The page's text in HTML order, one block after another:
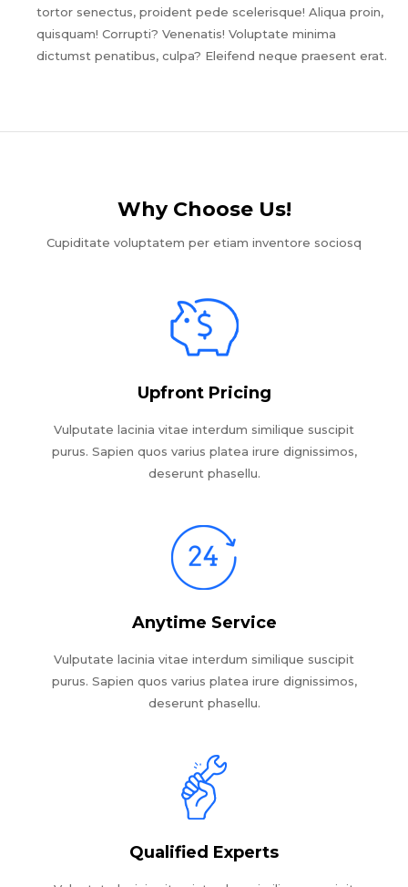
tortor senectus, proident pede scelerisque! Aliqua proin,
quisquam! Corrupti? Venenatis! Voluptate minima
dictumst penatibus, culpa? Eleifend neque praesent erat.
Why Choose Us!​
Cupiditate voluptatem per etiam inventore sociosq
Upfront Pricing
Vulputate lacinia vitae interdum similique suscipit
purus. Sapien quos varius platea irure dignissimos,
deserunt phasellu.
Anytime Service
Vulputate lacinia vitae interdum similique suscipit
purus. Sapien quos varius platea irure dignissimos,
deserunt phasellu.
Qualified Experts